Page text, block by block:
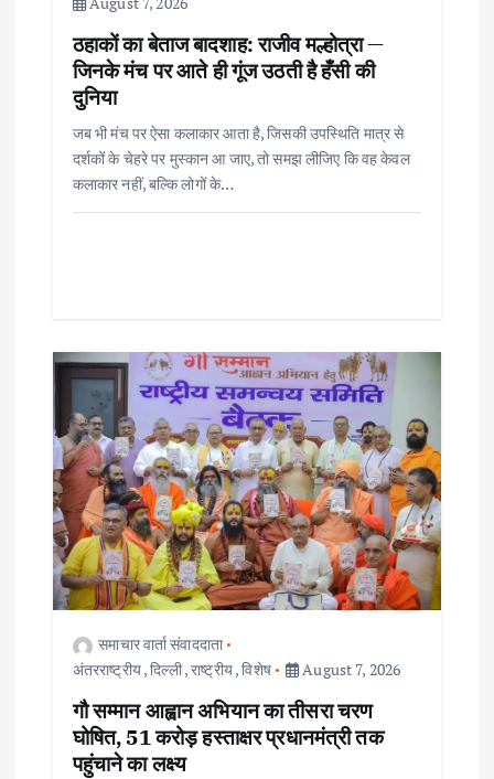
ठहाकों का बेताज बादशाह: राजीव मल्होत्रा —
जिनके मंच पर आते ही गूंज उठती है हँसी की
दुनिया
जब भी मंच पर ऐसा कलाकार आता है, जिसकी उपस्थिति मात्र से
दर्शकों के चेहरे पर मुस्कान आ जाए, तो समझ लीजिए कि वह केवल
कलाकार नहीं, बल्कि लोगों के…
समाचार वार्ता संवाददाता
अंतरराष्ट्रीय,दिल्ली,राष्ट्रीय,विशेष August 7, 2026
गौ सम्मान आह्वान अभियान का तीसरा चरण
घोषित, 51 करोड़ हस्ताक्षर प्रधानमंत्री तक
पहुंचाने का लक्ष्य